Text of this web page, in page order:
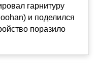
гарнитуру
и поделился
поразило